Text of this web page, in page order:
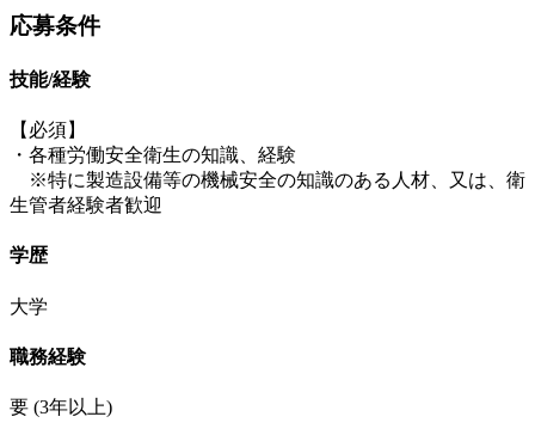
応募条件
技能/経験
【必須】
・各種労働安全衛生の知識、経験
※特に製造設備等の機械安全の知識のある人材、又は、衛
生管者経験者歓迎
学歴
大学
職務経験
要 (3年以上)